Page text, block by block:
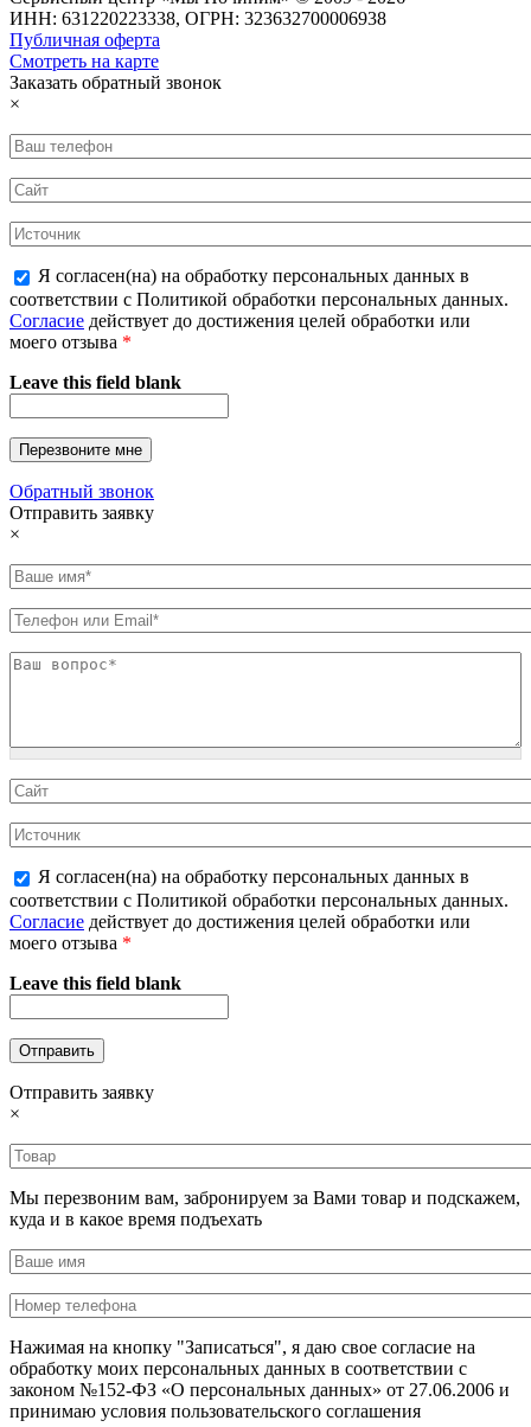
ИНН: 631220223338, ОГРН: 323632700006938
Публичная оферта
Смотреть на карте
Заказать обратный звонок
×
Я согласен(на) на обработку персональных данных в
соответствии с Политикой обработки персональных данных.
Согласие действует до достижения целей обработки или
моего отзыва *
Leave this field blank
Обратный звонок
Отправить заявку
×
Я согласен(на) на обработку персональных данных в
соответствии с Политикой обработки персональных данных.
Согласие действует до достижения целей обработки или
моего отзыва *
Leave this field blank
Отправить заявку
×
Мы перезвоним вам, забронируем за Вами товар и подскажем,
куда и в какое время подъехать
Нажимая на кнопку "Записаться", я даю свое согласие на
обработку моих персональных данных в соответствии с
законом №152-ФЗ «О персональных данных» от 27.06.2006 и
принимаю условия пользовательского соглашения